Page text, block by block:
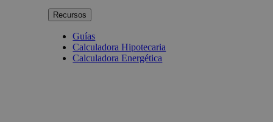
Recursos
Guías
Calculadora Hipotecaria
Calculadora Energética